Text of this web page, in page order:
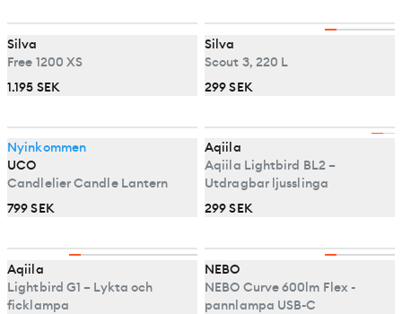
Silva
Free 1200 XS
1.195 SEK
Silva
Scout 3, 220 L
299 SEK
Nyinkommen
UCO
Candlelier Candle Lantern
799 SEK
Aqiila
Aqiila Lightbird BL2 –
Utdragbar ljusslinga
299 SEK
Aqiila
Lightbird G1 – Lykta och
ficklampa
NEBO
NEBO Curve 600lm Flex -
pannlampa USB-C